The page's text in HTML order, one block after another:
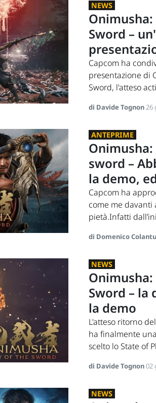
NEWS
Sword –
Capcom ha
presentazione di
Sword, l'atteso
di Davide Tognon26
ANTEPRIME
sword –
la demo,
Capcom ha
come me davanti
pietà.Infatti
di Domenico
NEWS
Sword – la
la demo
L'atteso ritorno
ha finalmente
scelto lo State of
di Davide Tognon02
NEWS